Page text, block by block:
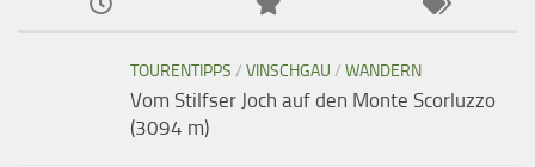
TOURENTIPPS / VINSCHGAU / WANDERN
Vom Stilfser Joch auf den Monte Scorluzzo
(3094 m)